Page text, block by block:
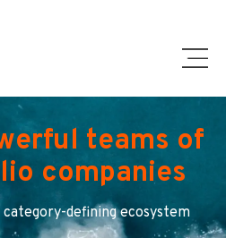
teams of
companies
defining ecosystem